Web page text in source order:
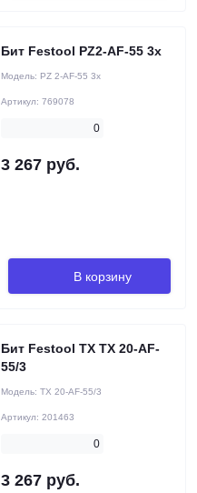
Бит Festool PZ2-AF-55 3x
Модель: PZ 2-AF-55 3x
Артикул: 769078
0
3 267 руб.
В корзину
Бит Festool TX TX 20-AF-
55/3
Модель: TX 20-AF-55/3
Артикул: 201463
0
3 267 руб.